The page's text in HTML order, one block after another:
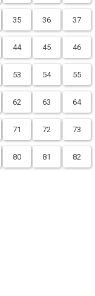
35 36 37
44 45 46
53 54 55
62 63 64
71 72 73
80 81 82